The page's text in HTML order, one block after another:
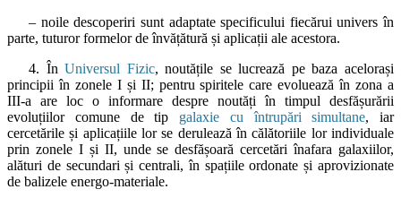
– noile descoperiri sunt adaptate specificului fiecărui univers în
parte, tuturor formelor de învățătură și aplicații ale acestora.
4. ÎnUniversul Fizic, noutățile se lucrează pe baza acelorași
principii în zonele I și II; pentru spiritele care evoluează în zona a
III-a are loc o informare despre noutăți în timpul desfășurării
evoluțiilor comune de tip galaxie cu întrupări simultane, iar
cercetările și aplicațiile lor se derulează în călătoriile lor individuale
prin zonele I și II, unde se desfășoară cercetări înafara galaxiilor,
alături de secundari și centrali, în spațiile ordonate și aprovizionate
de balizele energo-materiale.